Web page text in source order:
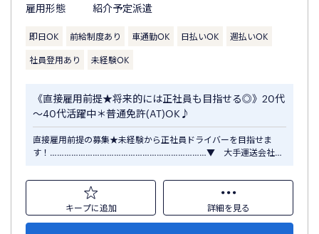
雇用形態
紹介予定派遣
即日OK 前給制度あり 車通勤OK 日払いOK 週払いOK
社員登用あり 未経験OK
《直接雇用前提★将来的には正社員も目指せる◎》20代
～40代活躍中＊普通免許(AT)OK♪
直接雇用前提の募集★未経験から正社員ドライバーを目指せま
す！…………………………………………………………▼ 大手運送会社…
キープに追加 詳細を見る